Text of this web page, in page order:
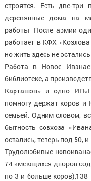
строятся. Есть две-три
деревянные дома на
работы. После армии
работает в КФХ
но жить здесь не остались.
Работа в Новое
библиотеке, а
Карташов» и одно
помногу держат коров и
семьей. Одним словом,
бытность совхоза
остались, теперь под 50,
Трудолюбивые
74 имеющихся дворов
по 3 и больше